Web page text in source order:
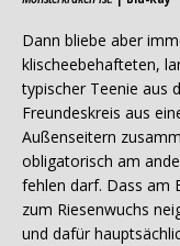
Dann bliebe aber
klischeebehafteten,
typischer Teenie aus
Freundeskreis aus
Außenseitern
obligatorisch am
fehlen darf. Dass am
zum Riesenwuchs
und dafür